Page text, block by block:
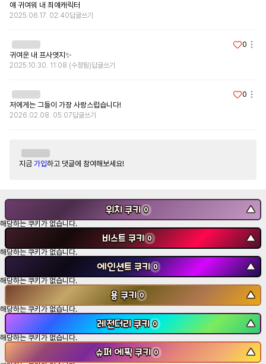
얘 귀여워 내 최얘캐릭터
2025.06.17. 02:40답글쓰기
0
귀여운 내 프사엿지✨️
2025.10.30. 11:08 (수정됨)답글쓰기
0
저에게는 그들이 가장 사랑스럽습니다!
2026.02.08. 05:07답글쓰기
지금 가입하고 댓글에 참여해보세요!
위치 쿠키 0 ▼
해당하는 쿠키가 없습니다.
비스트 쿠키 0 ▼
해당하는 쿠키가 없습니다.
에인션트 쿠키 0 ▼
해당하는 쿠키가 없습니다.
용 쿠키 0 ▼
해당하는 쿠키가 없습니다.
레전더리 쿠키 0 ▼
해당하는 쿠키가 없습니다.
슈퍼 에픽 쿠키 0 ▼